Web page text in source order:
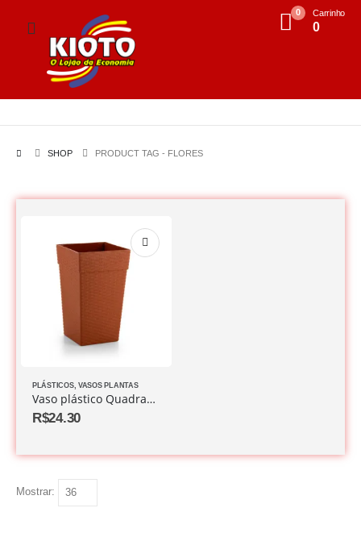
0 Carrinho
0
SHOP PRODUCT TAG - FLORES
PLÁSTICOS, VASOS PLANTAS
Vaso plástico Quadrado Coluna Rattan Pequeno Ceramico 10 L
R$24.30
Mostrar: